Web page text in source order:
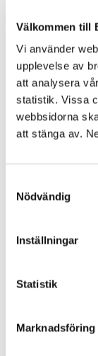
Välkommen till
Vi använder
upplevelse av
att analysera
statistik. Vissa
webbsidorna
att stänga av.
Nödvändig
Inställningar
Statistik
Marknadsföring
isolering,
I den öppna
som deltar.
jobb som
och sedan
läser igenom
som
kaffe eller
reading
den 23